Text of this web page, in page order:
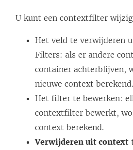
U kunt een contextfilter
Het veld te verwijderen
Filters: als er andere
container achterblijven,
nieuwe context berekend.
Het filter te bewerken:
contextfilter bewerkt,
context berekend.
Verwijderen uit context